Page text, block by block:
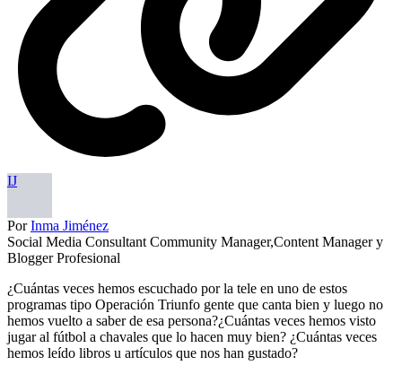
IJ
PorInma Jiménez
Social Media Consultant Community Manager,Content Manager y
Blogger Profesional
¿Cuántas veces hemos escuchado por la tele en uno de estos
programas tipo Operación Triunfo gente que canta bien y luego no
hemos vuelto a saber de esa persona?¿Cuántas veces hemos visto
jugar al fútbol a chavales que lo hacen muy bien? ¿Cuántas veces
hemos leído libros u artículos que nos han gustado?